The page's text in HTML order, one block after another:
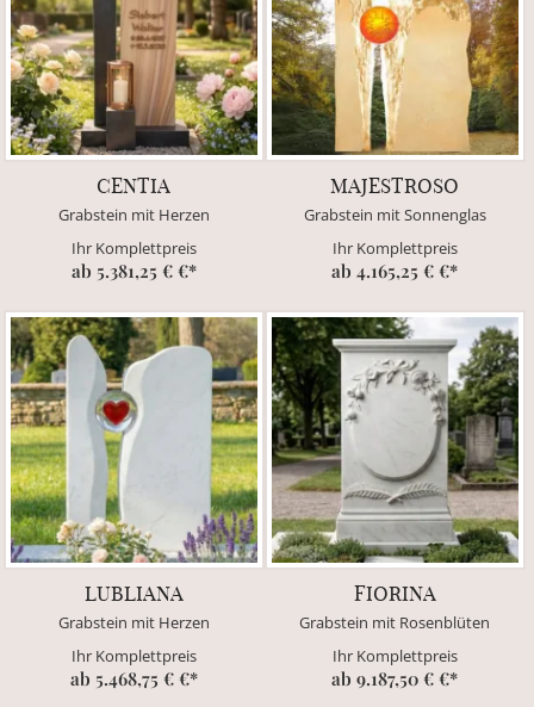
CENTIA
Grabstein mit Herzen
Ihr Komplettpreis
ab 5.381,25 € €*
MAJESTROSO
Grabstein mit Sonnenglas
Ihr Komplettpreis
ab 4.165,25 € €*
LUBLIANA
Grabstein mit Herzen
Ihr Komplettpreis
ab 5.468,75 € €*
FIORINA
Grabstein mit Rosenblüten
Ihr Komplettpreis
ab 9.187,50 € €*